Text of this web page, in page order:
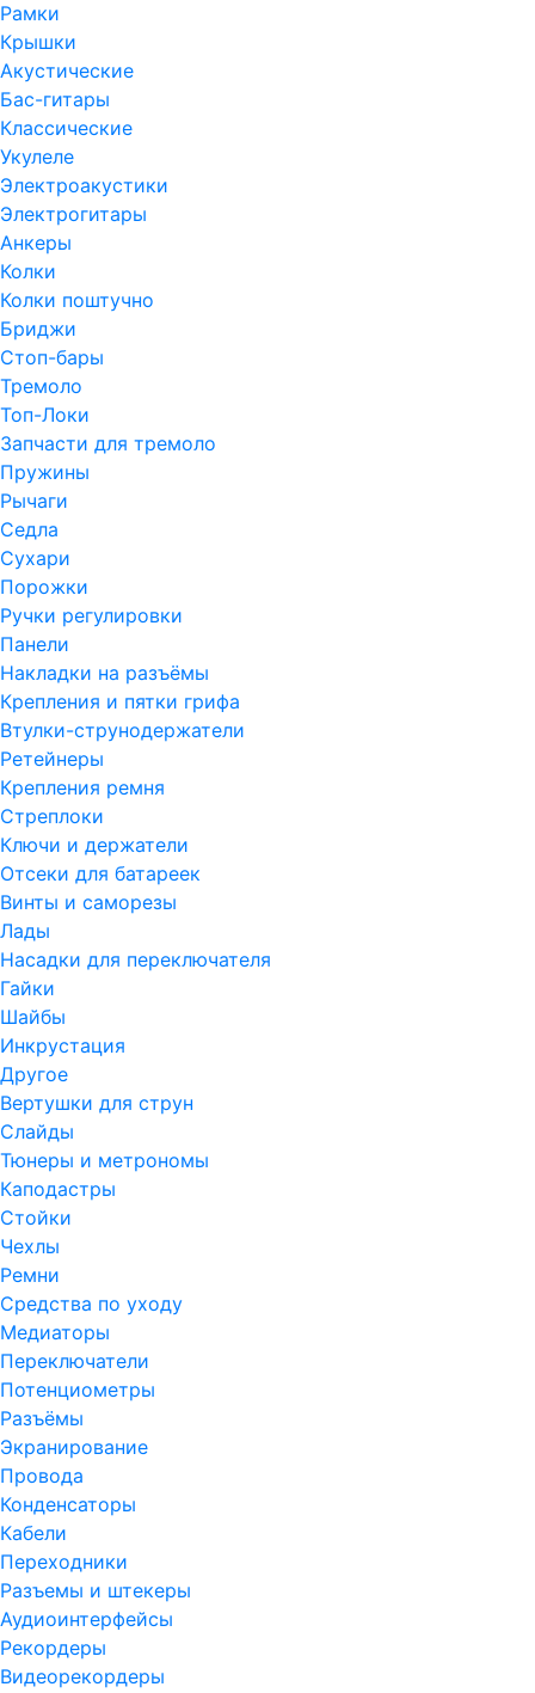
Рамки
Крышки
Акустические
Бас-гитары
Классические
Укулеле
Электроакустики
Электрогитары
Анкеры
Колки
Колки поштучно
Бриджи
Стоп-бары
Тремоло
Топ-Локи
Запчасти для тремоло
Пружины
Рычаги
Седла
Сухари
Порожки
Ручки регулировки
Панели
Накладки на разъёмы
Крепления и пятки грифа
Втулки-струнодержатели
Ретейнеры
Крепления ремня
Стреплоки
Ключи и держатели
Отсеки для батареек
Винты и саморезы
Лады
Насадки для переключателя
Гайки
Шайбы
Инкрустация
Другое
Вертушки для струн
Слайды
Тюнеры и метрономы
Каподастры
Стойки
Чехлы
Ремни
Средства по уходу
Медиаторы
Переключатели
Потенциометры
Разъёмы
Экранирование
Провода
Конденсаторы
Кабели
Переходники
Разъемы и штекеры
Аудиоинтерфейсы
Рекордеры
Видеорекордеры